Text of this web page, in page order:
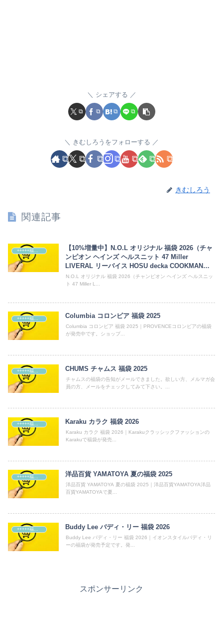
シェアする
きむしろうをフォローする
きむしろう
関連記事
【10%増量中】N.O.L オリジナル 福袋 2026（チャ
ンピオン ヘインズ ヘルスニット 47 Miller
LIVERAL リーバイス HOSU decka COOKMAN
BARNS clef Foxfire grn）
N.O.L オリジナル 福袋 2026（チャンピオン ヘインズ ヘルスニッ
ト 47 Miller L...
Columbia コロンビア 福袋 2025
Columbia コロンビア 福袋 2025｜PROVENCEコロンビアの福袋
が発売中です。ショップ...
+++++福袋++++++ CHUMS チャムス 福袋 2025
チャムスの福袋の告知がメールできました。欲しい方、メルマガ会
員の方、メールをチェックしてみて下さい。...
Karaku カラク 福袋 2026
Karaku カラク 福袋 2026｜Karakuクラッシックファッションの
Karakuで福袋が発売...
洋品百貨 YAMATOYA 夏の福袋 2025
洋品百貨 YAMATOYA 夏の福袋 2025｜洋品百貨YAMATOYA洋品
百貨YAMATOYAで夏...
+++++福袋++++++ Buddy Lee バディ・リー 福袋 2026
Buddy Lee バディ・リー 福袋 2026｜イオンスタイルバディ・リ
ーの福袋が発売予定です。発...
スポンサーリンク